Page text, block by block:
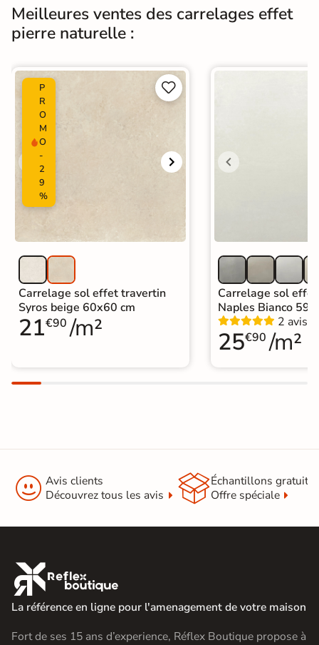
Normes Certification CE
Origine
Catégories
Carrelage effet pierre intérieur
Carrelage 60x120
Carrelage intérieur / extérieur
Carrelage sol cuisine
Carrelage Chambre
|Carrelage WC
Meilleures ventes des carrelages effet
pierre naturelle :
P
R
O
M
O
-
2
9
%


Carrelage sol effet travertin
Syros beige 60x60 cm
21€90 /m²
Carrelage sol
Naples Bianco
2 avis
25€90 /m²
 Avis clients
Découvrez tous les avis
Échantillons gratuit
Offre spéciale

La référence en ligne pour l'amenagement de votre maison
Fort de ses 15 ans d’experience, Réflex Boutique propose à